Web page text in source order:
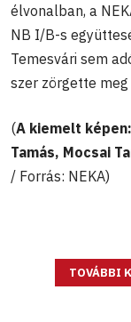
élvonalban, a
NB I/B-s
Temesvári sem
szer zörgette
(A kiemelt
Tamás, Mocsai
/ Forrás: NEKA)
TOVÁBBI